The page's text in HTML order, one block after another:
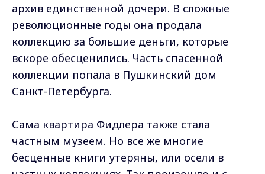
архив единственной дочери. В сложные
революционные годы она продала
коллекцию за большие деньги, которые
вскоре обесценились. Часть спасенной
коллекции попала в Пушкинский дом
Санкт-Петербурга.
Сама квартира Фидлера также стала
частным музеем. Но все же многие
бесценные книги утеряны, или осели в